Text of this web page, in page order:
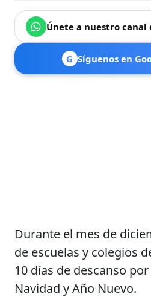
Únete a nuestro canal
G Síguenos en
Durante el mes de
de escuelas y colegios
10 días de descanso
Navidad y Año Nuevo.